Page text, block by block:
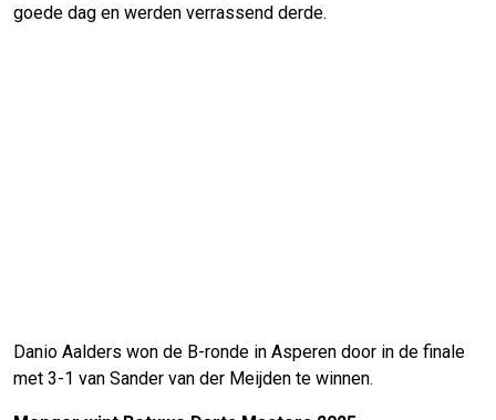
goede dag en werden verrassend derde.
Danio Aalders won de B-ronde in Asperen door in de finale
met 3-1 van Sander van der Meijden te winnen.